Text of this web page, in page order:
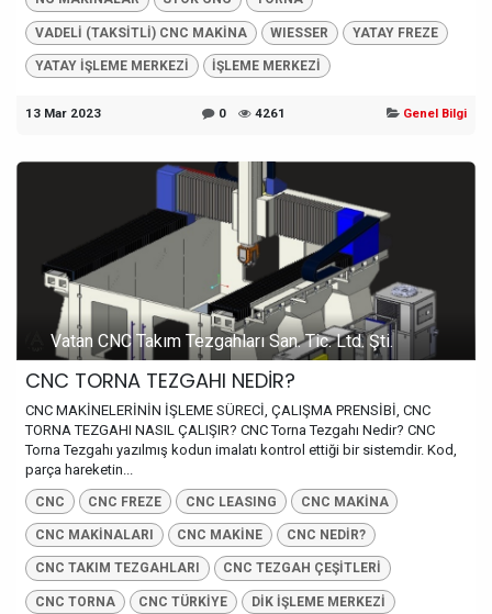
VADELİ (TAKSİTLİ) CNC MAKİNA WIESSER YATAY FREZE
YATAY İŞLEME MERKEZİ İŞLEME MERKEZİ
13 Mar 2023 0 4261 Genel Bilgi
Vatan CNC Takım Tezgahları San. Tic. Ltd. Şti.
CNC TORNA TEZGAHI NEDİR?
CNC MAKİNELERİNİN İŞLEME SÜRECİ, ÇALIŞMA PRENSİBİ, CNC
TORNA TEZGAHI NASIL ÇALIŞIR? CNC Torna Tezgahı Nedir? CNC
Torna Tezgahı yazılmış kodun imalatı kontrol ettiği bir sistemdir. Kod,
parça hareketin...
CNC CNC FREZE CNC LEASING CNC MAKİNA
CNC MAKİNALARI CNC MAKİNE CNC NEDİR?
CNC TAKIM TEZGAHLARI CNC TEZGAH ÇEŞİTLERİ
CNC TORNA CNC TÜRKİYE DİK İŞLEME MERKEZİ